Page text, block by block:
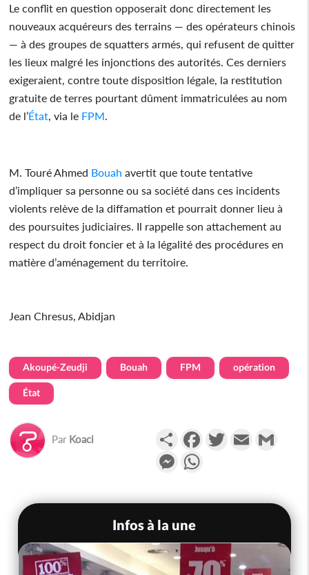
Le conflit en question opposerait donc directement les
nouveaux acquéreurs des terrains — des opérateurs chinois
— à des groupes de squatters armés, qui refusent de quitter
les lieux malgré les injonctions des autorités. Ces derniers
exigeraient, contre toute disposition légale, la restitution
gratuite de terres pourtant dûment immatriculées au nom
de l’État, via le FPM.
M. Touré Ahmed Bouah avertit que toute tentative
d’impliquer sa personne ou sa société dans ces incidents
violents relève de la diffamation et pourrait donner lieu à
des poursuites judiciaires. Il rappelle son attachement au
respect du droit foncier et à la légalité des procédures en
matière d’aménagement du territoire.
Jean Chresus, Abidjan
Akoupé-Zeudji Bouah FPM opération
État
Par Koaci PartagerFacebookTwitterEmail
Messenger
Infos à la une